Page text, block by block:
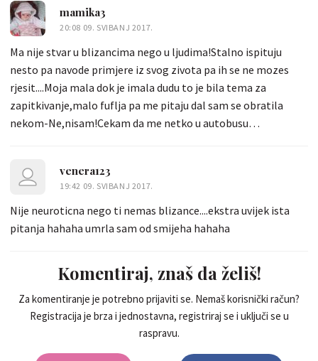
mamika3
20:08 09. SVIBANJ 2017.
Ma nije stvar u blizancima nego u ljudima!Stalno ispituju
nesto pa navode primjere iz svog zivota pa ih se ne mozes
rjesit....Moja mala dok je imala dudu to je bila tema za
zapitkivanje,malo fuflja pa me pitaju dal sam se obratila
nekom-Ne,nisam!Cekam da me netko u autobusu
ovaj clanak nasmijao!
venera123
19:42 09. SVIBANJ 2017.
Nije neuroticna nego ti nemas blizance....ekstra uvijek ista
pitanja hahaha umrla sam od smijeha hahaha
Komentiraj, znaš da želiš!
Za komentiranje je potrebno prijaviti se. Nemaš korisnički račun?
Registracija je brza i jednostavna, registriraj se i uključi se u
raspravu.